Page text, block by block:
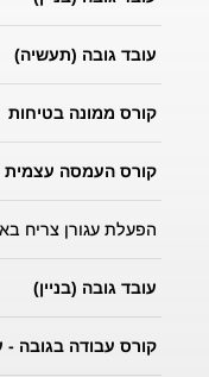
עובד גובה (תעשיה)
קורס ממונה בטיחות
קורס העמסה עצמית
הפעלת עגורן צריח
עובד גובה (בניין)
קורס עבודה בגובה -